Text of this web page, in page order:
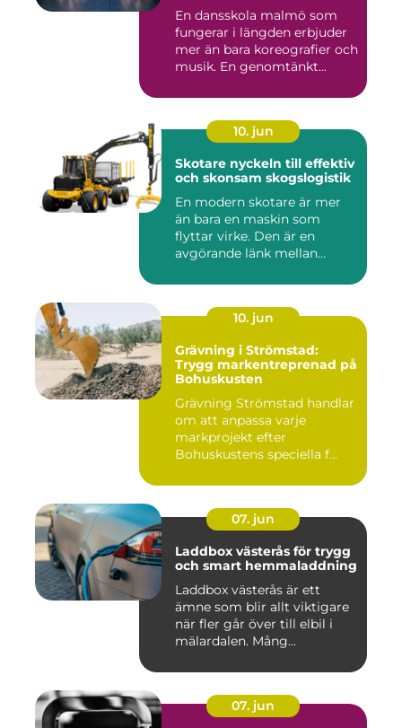
En dansskola malmö som
fungerar i längden erbjuder
mer än bara koreografier och
musik. En genomtänkt...
10. jun
Skotare nyckeln till effektiv
och skonsam skogslogistik
En modern skotare är mer
än bara en maskin som
flyttar virke. Den är en
avgörande länk mellan
10. jun
Grävning i Strömstad:
Trygg markentreprenad på
Bohuskusten
Grävning Strömstad handlar
om att anpassa varje
markprojekt efter
Bohuskustens speciella f...
07. jun
Laddbox västerås för trygg
och smart hemmaladdning
Laddbox västerås är ett
ämne som blir allt viktigare
när fler går över till elbil i
mälardalen. Mång...
07. jun